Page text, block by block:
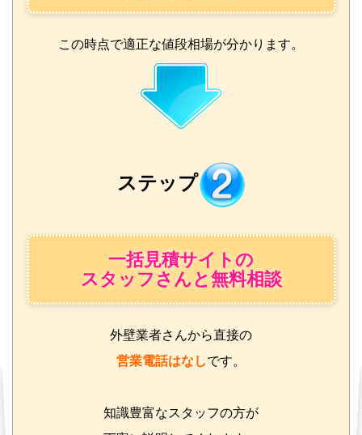
この時点で適正な値段相場が分かります。
ステップ
一括見積サイトの
スタッフさんと無料相談
外壁業者さんから直接の
営業電話はなしです。
知識豊富なスタッフの方が